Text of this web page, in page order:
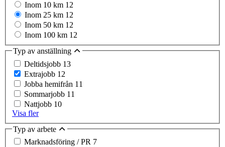
Inom 10 km 12
Inom 25 km 12
Inom 50 km 12
Inom 100 km 12
Typ av anställning
Deltidsjobb 13
Extrajobb 12
Jobba hemifrån 11
Sommarjobb 11
Nattjobb 10
Visa fler
Typ av arbete
Marknadsföring / PR 7